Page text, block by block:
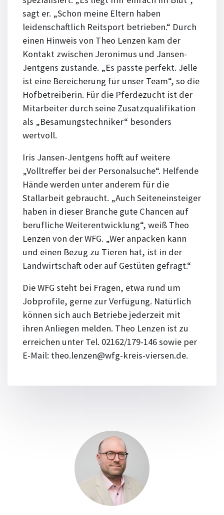
sagt er. „Schon meine Eltern haben
leidenschaftlich Reitsport betrieben.“ Durch
einen Hinweis von Theo Lenzen kam der
Kontakt zwischen Jeronimus und Jansen-
Jentgens zustande. „Es passte perfekt. Jelle
ist eine Bereicherung für unser Team“, so die
Hofbetreiberin. Für die Pferdezucht ist der
Mitarbeiter durch seine Zusatzqualifikation
als „Besamungstechniker“ besonders
wertvoll.
Iris Jansen-Jentgens hofft auf weitere
„Volltreffer bei der Personalsuche“. Helfende
Hände werden unter anderem für die
Stallarbeit gebraucht. „Auch Seiteneinsteiger
haben in dieser Branche gute Chancen auf
berufliche Weiterentwicklung“, weiß Theo
Lenzen von der WFG. „Wer anpacken kann
und einen Bezug zu Tieren hat, ist in der
Landwirtschaft oder auf Gestüten gefragt.“
Die WFG steht bei Fragen, etwa rund um
Jobprofile, gerne zur Verfügung. Natürlich
können sich auch Betriebe jederzeit mit
ihren Anliegen melden. Theo Lenzen ist zu
erreichen unter Tel. 02162/179-146 sowie per
E-Mail: theo.lenzen@wfg-kreis-viersen.de.